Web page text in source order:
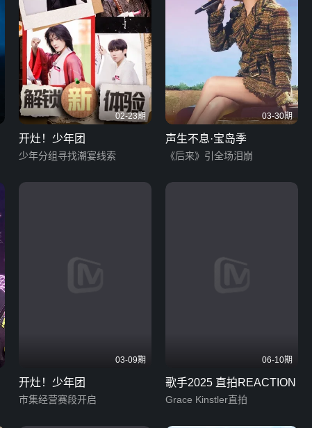
02-23期
开灶！少年团
少年分组寻找潮宴线索
03-30期
声生不息·宝岛季
《后来》引全场泪崩
03-09期
开灶！少年团
市集经营赛段开启
06-10期
歌手2025 直拍REACTION
Grace Kinstler直拍